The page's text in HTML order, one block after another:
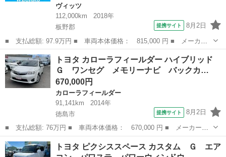
ヴィッツ
112,000km
2018年
板野郡
提携サイト 8月2日
■ 支払総額: 97.9万円 ■ 車両本体価格： 815,000 円 ■ メーカー
名： トヨタ ■ 車種名： ヴィッツ ■ グレード名： ハイブリッ
ドＦアミー 純正 ＳＤナビ／トヨタセーフティセンス／車線逸脱防
止支援システ...
徳島 板野郡 ヴィッツ
トヨタ カローラフィールダー ハイブリッド
Ｇ ワンセグ メモリーナビ バックカ…
670,000円
カローラフィールダー
91,141km
2014年
徳島市
提携サイト 8月2日
■ 支払総額: 76万円 ■ 車両本体価格： 670,000 円 ■ メーカー
名： トヨタ ■ 車種名： カローラフィールダー ■ グレード
名： ハイブリッドＧ ワンセグ メモリーナビ バックカメラ Ｈ
徳島 徳島市 カローラフィールダー
トヨタ ピクシススペース カスタム Ｇ エア